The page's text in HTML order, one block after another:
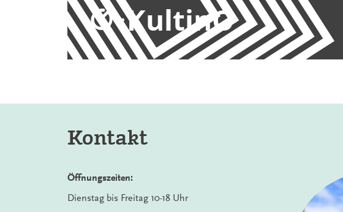
KultinO
Kontakt
Öffnungszeiten:
Dienstag bis Freitag 10-18 Uhr